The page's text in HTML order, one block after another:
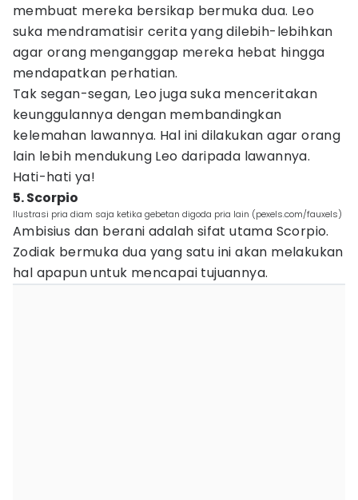
membuat mereka bersikap bermuka dua. Leo
suka mendramatisir cerita yang dilebih-lebihkan
agar orang menganggap mereka hebat hingga
mendapatkan perhatian.
Tak segan-segan, Leo juga suka menceritakan
keunggulannya dengan membandingkan
kelemahan lawannya. Hal ini dilakukan agar orang
lain lebih mendukung Leo daripada lawannya.
Hati-hati ya!
5. Scorpio
Ilustrasi pria diam saja ketika gebetan digoda pria lain (pexels.com/fauxels)
Ambisius dan berani adalah sifat utama Scorpio.
Zodiak bermuka dua yang satu ini akan melakukan
hal apapun untuk mencapai tujuannya.